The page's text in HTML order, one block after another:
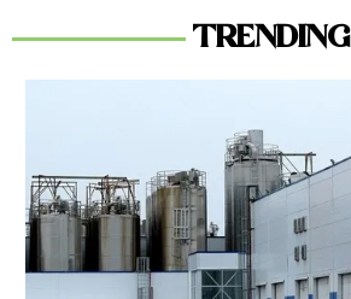
TRENDING